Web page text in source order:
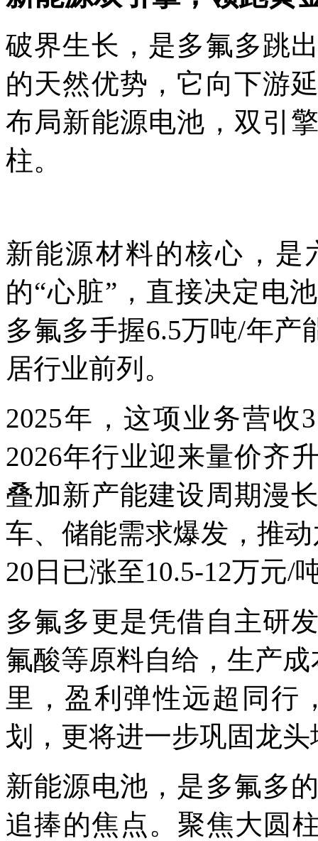
破界生长，是多氟多跳
的天然优势，它向下游
布局新能源电池，双引
柱。
新能源材料的核心，
的“心脏”，直接决定电
多氟多手握6.5万吨/年产
居行业前列。
2025年，这项业务营收
2026年行业迎来量价齐
叠加新产能建设周期漫
车、储能需求爆发，推
20日已涨至10.5-12万元/
多氟多更是凭借自主研
氟酸等原料自给，生产
里，盈利弹性远超同行
划，更将进一步巩固龙头
新能源电池，是多氟多
追捧的焦点。聚焦大圆